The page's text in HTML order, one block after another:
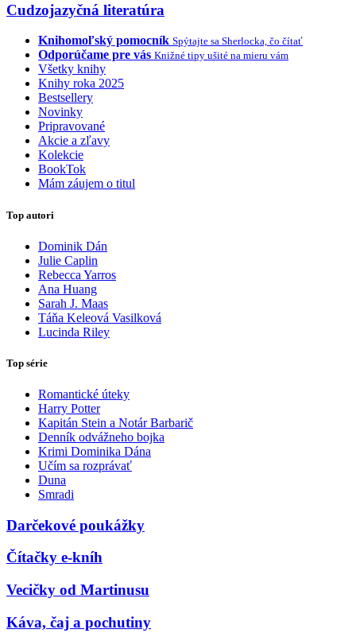
Cudzojazyčná literatúra
Knihomoľský pomocník Spýtajte sa Sherlocka, čo čítať
Odporúčame pre vás Knižné tipy ušité na mieru vám
Všetky knihy
Knihy roka 2025
Bestsellery
Novinky
Pripravované
Akcie a zľavy
Kolekcie
BookTok
Mám záujem o titul
Top autori
Dominik Dán
Julie Caplin
Rebecca Yarros
Ana Huang
Sarah J. Maas
Táňa Keleová Vasilková
Lucinda Riley
Top série
Romantické úteky
Harry Potter
Kapitán Stein a Notár Barbarič
Denník odvážneho bojka
Krimi Dominika Dána
Učím sa rozprávať
Duna
Smradi
Darčekové poukážky
Čítačky e-kníh
Vecičky od Martinusu
Káva, čaj a pochutiny